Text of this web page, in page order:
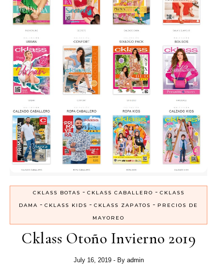
CKLASS BOTAS - CKLASS CABALLERO - CKLASS
DAMA - CKLASS KIDS - CKLASS ZAPATOS - PRECIOS DE
MAYOREO
Cklass Otoño Invierno 2019
July 16, 2019 - By admin